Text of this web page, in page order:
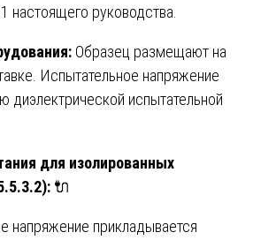
настоящего руководства.
Образец размещают на
Испытательное напряжение
диэлектрической испытательной
для изолированных
🔌
напряжение прикладывается